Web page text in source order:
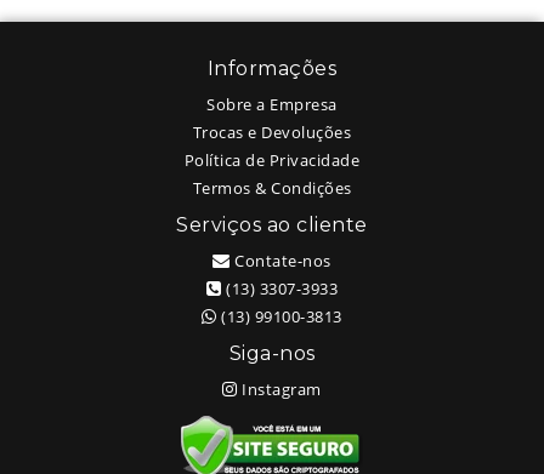
Informações
Sobre a Empresa
Trocas e Devoluções
Política de Privacidade
Termos & Condições
Serviços ao cliente
Contate-nos
(13) 3307-3933
(13) 99100-3813
Siga-nos
Instagram